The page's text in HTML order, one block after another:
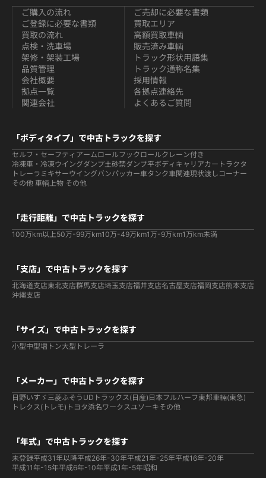
ご購入の流れ
ご登録に必要な書類
買取の流れ
ご売却に必要な書類
買取エリア
高額買取車輌
点検・洗車場
架修・架装工場
品質管理
販売済み車輌
トラック形状用語集
トラック通称名集
会社概要
拠点一覧
関連会社
採用情報
各拠点連絡先
よくあるご質問
「ボディタイプ」で中古トラックを探す
セルフ・セーフティ アームロールフックロールクレーン付き
冷凍車・冷凍ウイングダンプ土砂禁ダンプ平ボディ キャリアカー トラクタ
トレーラ ミキサーウイングバンパッカー車タンク車関連現状渡しコーナー
その他 車輌 上物 その他
「走行距離」で中古トラックを探す
100万km以上50万-99万km10万-49万km1万-9万km1万km未満
「支店」で中古トラックを探す
北海道支店東北支店群馬支店埼玉支店福井支店名古屋支店福岡支店熊本支店
沖縄支店
「サイズ」で中古トラックを探す
小型中型増トン大型 トレーラ
「メーカー」で中古トラックを探す
日野いすゞ 三菱ふそう UDトラックス(日産) 日本フルハーフ 東邦車輛(東急)
トレクス(トレモ) トヨタ浜名ワークス ユソーキその他
「年式」で中古トラックを探す
未登録平成31年以降平成26年-30年平成21年-25年平成16年-20年
平成11年-15年平成6年-10年平成1年-5年昭和